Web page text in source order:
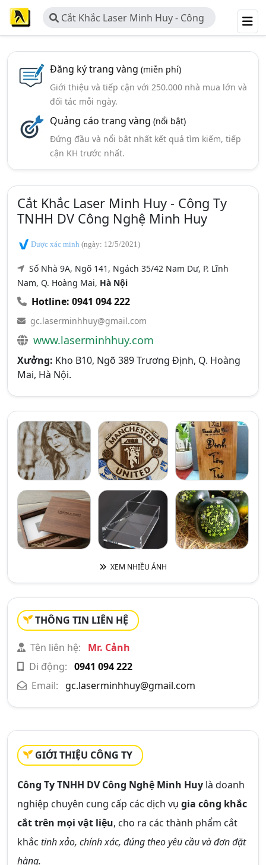
Cắt Khắc Laser Minh Huy - Công
Ty TNHH DV Công Nghệ Minh Huy
Đăng ký trang vàng (miễn phí)
Giới thiệu và tiếp cận với 250.000 nhà mua lớn và
đối tác mỗi ngày.
Quảng cáo trang vàng (nổi bật)
Đứng đầu và nổi bật nhất kết quả tìm kiếm, tiếp
cận KH trước nhất.
Cắt Khắc Laser Minh Huy - Công Ty
TNHH DV Công Nghệ Minh Huy
Được xác minh (ngày: 12/5/2021)
Số Nhà 9A, Ngõ 141, Ngách 35/42 Nam Dư, P. Lĩnh
Nam, Q. Hoàng Mai, Hà Nội
Hotline: 0941 094 222
gc.laserminhhuy@gmail.com
www.laserminhhuy.com
Xưởng: Kho B10, Ngõ 389 Trương Định, Q. Hoàng
Mai, Hà Nội.
XEM NHIỀU ẢNH
THÔNG TIN LIÊN HỆ
Tên liên hệ:
Mr. Cảnh
Di động: 0941 094 222
Email:
gc.laserminhhuy@gmail.com
GIỚI THIỆU CÔNG TY
Công Ty TNHH DV Công Nghệ Minh Huy là doanh
nghiệp chuyên cung cấp các dịch vụ gia công khắc
cắt trên mọi vật liệu, cho ra các thành phẩm cắt
khắc tinh xảo, chính xác, đúng theo yêu cầu và đơn đặt
hàng.